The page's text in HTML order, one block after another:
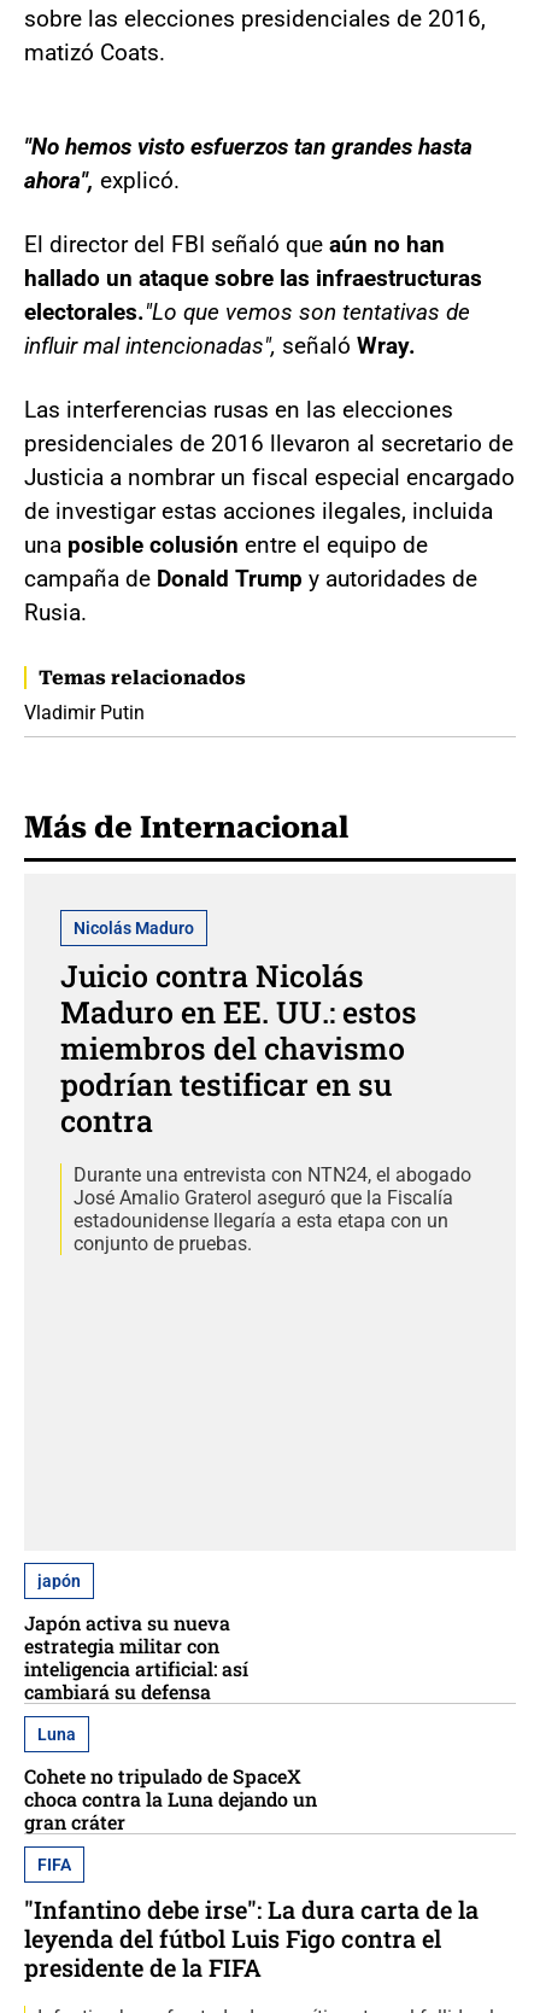
sobre las elecciones presidenciales de 2016,
matizó Coats.
"No hemos visto esfuerzos tan grandes hasta
ahora", explicó.
El director del FBI señaló que aún no han
hallado un ataque sobre las infraestructuras
electorales."Lo que vemos son tentativas de
influir mal intencionadas", señaló Wray.
Las interferencias rusas en las elecciones
presidenciales de 2016 llevaron al secretario de
Justicia a nombrar un fiscal especial encargado
de investigar estas acciones ilegales, incluida
una posible colusión entre el equipo de
campaña de Donald Trump y autoridades de
Rusia.
Temas relacionados
Vladimir Putin
Más de Internacional
Nicolás Maduro
Juicio contra Nicolás
Maduro en EE. UU.: estos
miembros del chavismo
podrían testificar en su
contra
Durante una entrevista con NTN24, el abogado
José Amalio Graterol aseguró que la Fiscalía
estadounidense llegaría a esta etapa con un
conjunto de pruebas.
japón
Japón activa su nueva
estrategia militar con
inteligencia artificial: así
cambiará su defensa
Luna
Cohete no tripulado de SpaceX
choca contra la Luna dejando un
gran cráter
FIFA
"Infantino debe irse": La dura carta de la
leyenda del fútbol Luis Figo contra el
presidente de la FIFA